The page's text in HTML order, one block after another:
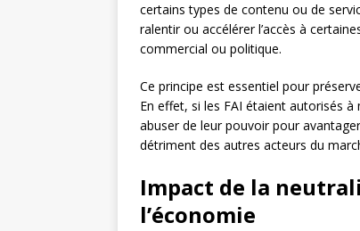
certains types de contenu ou de
ralentir ou accélérer l’accès à
commercial ou politique.
Ce principe est essentiel pour
En effet, si les FAI étaient autorisés
abuser de leur pouvoir pour
détriment des autres acteurs du
Impact de la
l’économie